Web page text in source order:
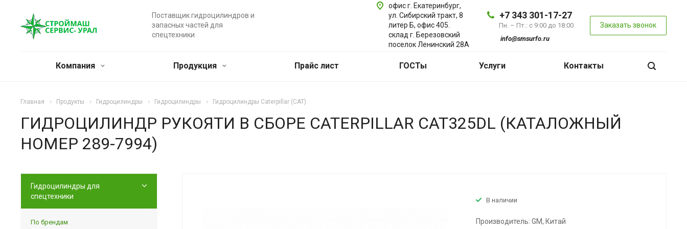
Поставщик гидроцилиндров и
запасных частей для
спецтехники
+7 343 301-17-27
Пн. – Пт.: с 9:00 до 18:00
info@smsurfo.ru
Заказать звонок
офис г. Екатеринбург,
ул. Сибирский тракт, 8
литер Б, офис 405.
склад г. Березовский
поселок Ленинский 28А
Компания Продукция Прайс лист ГОСТы Услуги Контакты
Главная Продукты Гидроцилиндры Гидроцилиндры Гидроцилиндры Caterpillar (CAT)
ГИДРОЦИЛИНДР РУКОЯТИ В СБОРЕ CATERPILLAR CAT325DL (КАТАЛОЖНЫЙ
НОМЕР 289-7994)
В наличии
Производитель: GM, Китай
Гидроцилиндры для
спецтехники
По брендам